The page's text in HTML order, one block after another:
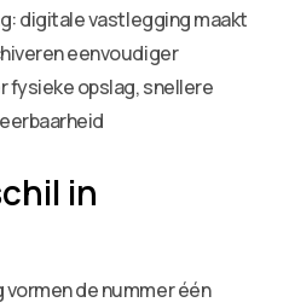
digitale vastlegging maakt
eenvoudiger
fysieke opslag, snellere
in
de nummer één